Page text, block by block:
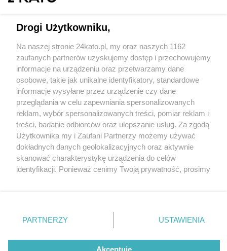
Metropolii na wycieczce lub spacerze. Kierunek
2 / 1
Wydawca mediów lokalnych
Nie zapomnij
zapoznać się z:
polityką prywatności regulamin korzystania z portali
Twojemiasto
Piekary Śląskie
Chorzów
Tarnowskie Góry
Gliwice
Skontakuj sięz nami
Kontakt
Wydawca
Redakcja
Drogi Użytkowniku,
Na naszej stronie 24kato.pl, my oraz naszych 1162
zaufanych partnerów uzyskujemy dostęp i przechowujemy
informacje na urządzeniu oraz przetwarzamy dane
osobowe, takie jak unikalne identyfikatory, standardowe
informacje wysyłane przez urządzenie czy dane
przeglądania w celu zapewniania spersonalizowanych
reklam, wybór spersonalizowanych treści, pomiar reklam i
treści, badanie odbiorców oraz ulepszanie usług. Za zgodą
Użytkownika my i Zaufani Partnerzy możemy używać
dokładnych danych geolokalizacyjnych oraz aktywnie
skanować charakterystykę urządzenia do celów
identyfikacji. Ponieważ cenimy Twoją prywatność, prosimy
prywatności znajdujący się w lewym dolnym rogu strony
. Niektóre rodzaje przetwarzania danych nie wymagają
zgody użytkownika, ale masz prawo sprzeciwić się
takiemu przetwarzaniu. Preferencje będą miały
PARTNERZY USTAWIENIA
Akceptuję